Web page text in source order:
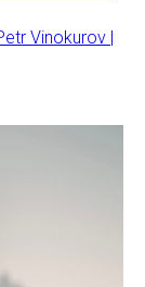
Vinokurov |